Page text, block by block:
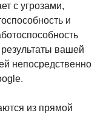
с угрозами,
и
вашей
непосредственно
из прямой